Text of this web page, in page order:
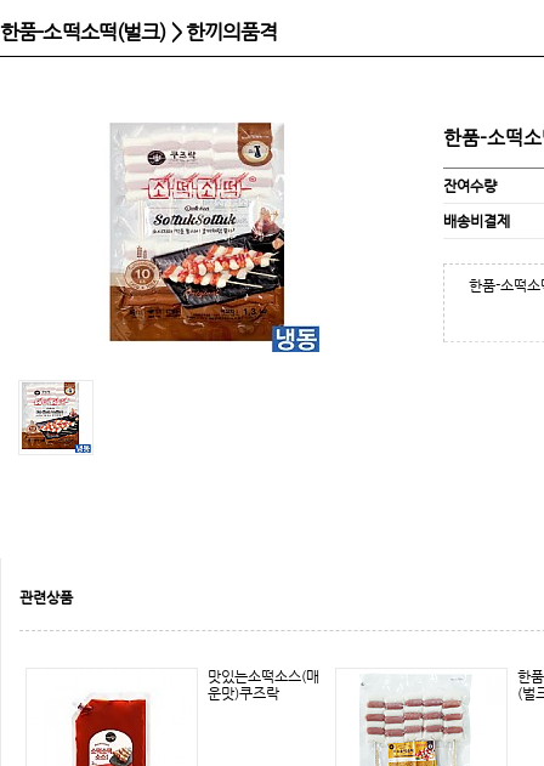
한품-소떡소떡(벌크) > 한끼의품격
한품-소떡
잔여수량
배송비결제
한품-소떡
관련상품
맛있는소떡소스(매
운맛)쿠즈락
한
(벌